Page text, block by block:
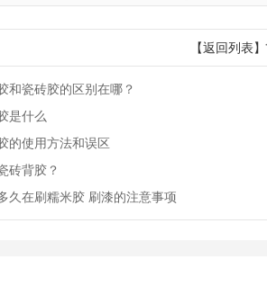
【返回列表】
和瓷砖胶的区别在哪？
是什么
的使用方法和误区
砖背胶？
久在刷糯米胶 刷漆的注意事项